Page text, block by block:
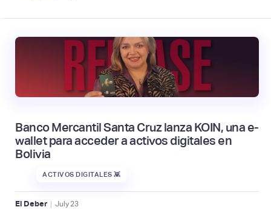
Banco Mercantil Santa Cruz lanza KOIN, una e-
wallet para acceder a activos digitales en
Bolivia
ACTIVOS DIGITALES 👾
El Deber | July 23